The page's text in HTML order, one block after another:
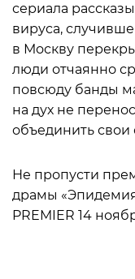
сериала
вируса,
в Москву
люди отчаянно
повсюду банды
на дух не
объединить
Не пропусти
драмы
PREMIER 14